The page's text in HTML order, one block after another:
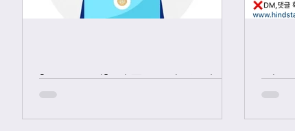
[중요공지] 카톡 문의 응대 시
간
인